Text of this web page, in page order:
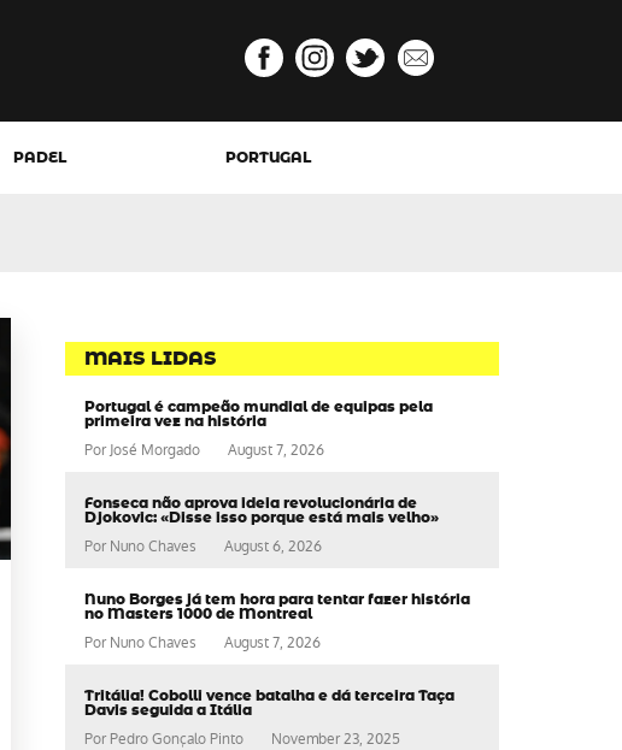
PADEL PORTUGAL
MAIS LIDAS
Portugal é campeão mundial de equipas pela
primeira vez na história
PorJosé Morgado August 7, 2026
Fonseca não aprova ideia revolucionária de
Djokovic: «Disse isso porque está mais velho»
Por Nuno Chaves August 6, 2026
Nuno Borges já tem hora para tentar fazer história
no Masters 1000 de Montreal
PorNuno Chaves August 7, 2026
Tritália! Cobolli vence batalha e dá terceira Taça
Davis seguida a Itália
Por Pedro Gonçalo Pinto November 23, 2025